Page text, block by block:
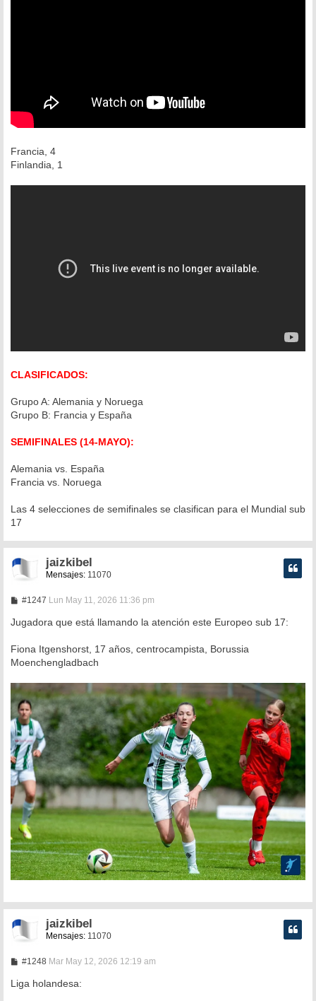
Francia, 4
Finlandia, 1
CLASIFICADOS:
Grupo A: Alemania y Noruega
Grupo B: Francia y España
SEMIFINALES (14-MAYO):
Alemania vs. España
Francia vs. Noruega
Las 4 selecciones de semifinales se clasifican para el Mundial sub
17
jaizkibel
Mensajes: 11070
#1247M
n
j
e
Lun May 11, 2026 11:36 pm
Jugadora que está llamando la atención este Europeo sub 17:
Fiona Itgenshorst, 17 años, centrocampista, Borussia
Moenchengladbach
jaizkibel
Mensajes: 11070
#1248M
n
Mar May 12, 2026 12:19 am
Liga holandesa: